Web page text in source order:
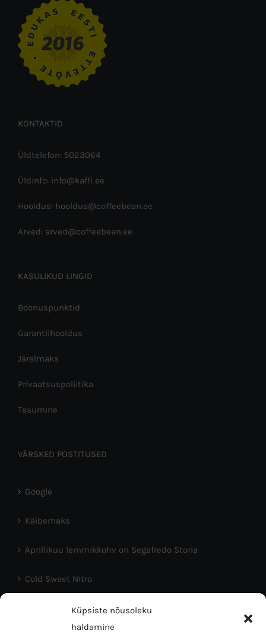
Küpsiste nõusoleku
haldamine
KONTAKTID
Üldtelefon: 5023064
Üldinfo: info@kaffi.ee
Hooldus: hooldus@coffeebean.ee
Arved: arved@coffeebean.ee
KASULIKUD LINGID
Boonuspunktid
Garantiihooldus
Järelmaks
Privaatsuspoliitika
Tasumine
VÄRSKED POSTITUSED
Google
Käibemaks
Aprillikuu lemmikkohv on Segafredo Storia
Cold Sweet Nitro
Head Eesti Vabariigi aastapäeva!